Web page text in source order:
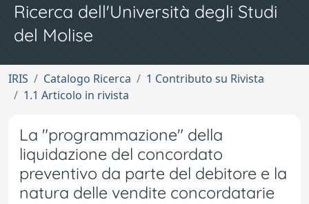
Ricerca dell'Università degli Studi
del Molise
IRIS Catalogo Ricerca
1 Contributo su Rivista
1.1 Articolo in rivista
La "programmazione" della
liquidazione del concordato
preventivo da parte del debitore e la
natura delle vendite concordatarie